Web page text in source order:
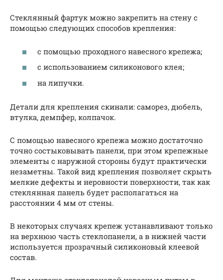
Стеклянный фартук можно закрепить на стену с
помощью следующих способов крепления:
с помощью проходного навесного крепежа;
с использованием силиконового клея;
на липучки.
Детали для крепления скинали: саморез, дюбель,
втулка, демпфер, колпачок.
С помощью навесного крепежа можно достаточно
точно состыковывать панели, при этом крепежные
элементы с наружной стороны будут практически
незаметны. Такой вид крепления позволяет скрыть
мелкие дефекты и неровности поверхности, так как
стеклянная панель будет располагаться на
расстоянии 4 мм от стены.
В некоторых случаях крепеж устанавливают только
на верхнюю часть стеклопанели, а в нижней части
используется прозрачный силиконовый клеевой
состав.